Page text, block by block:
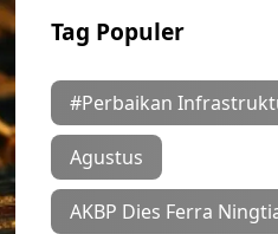
Tag Populer
#Perbaikan
Agustus
AKBP Dies Ferra